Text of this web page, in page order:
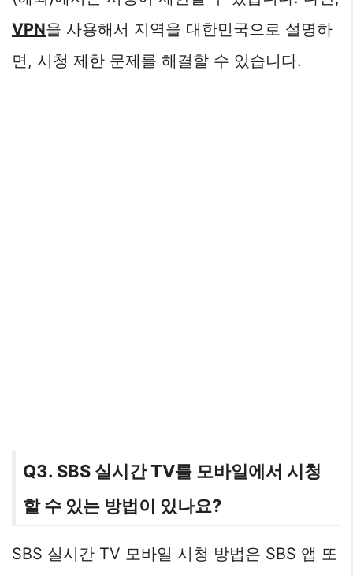
VPN을 사용해서 지역을 대한민국으로 설명하
면, 시청 제한 문제를 해결할 수 있습니다.
Q3. SBS 실시간 TV를 모바일에서 시청
할 수 있는 방법이 있나요?
SBS 실시간 TV 모바일 시청 방법은 SBS 앱 또